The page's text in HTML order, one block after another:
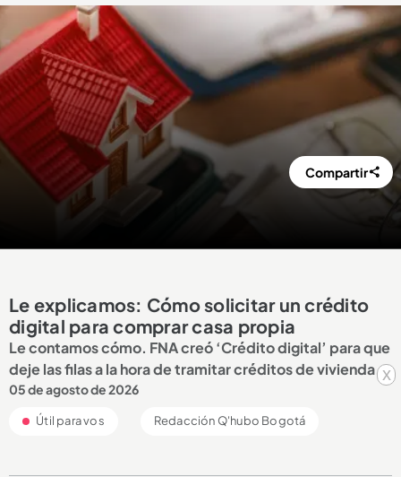
x
Compartir
Le explicamos: Cómo solicitar un crédito
digital para comprar casa propia
Le contamos cómo. FNA creó ‘Crédito digital’ para que
deje las filas a la hora de tramitar créditos de vivienda.
05 de agosto de 2026
Útil para vos Redacción Q'hubo Bogotá